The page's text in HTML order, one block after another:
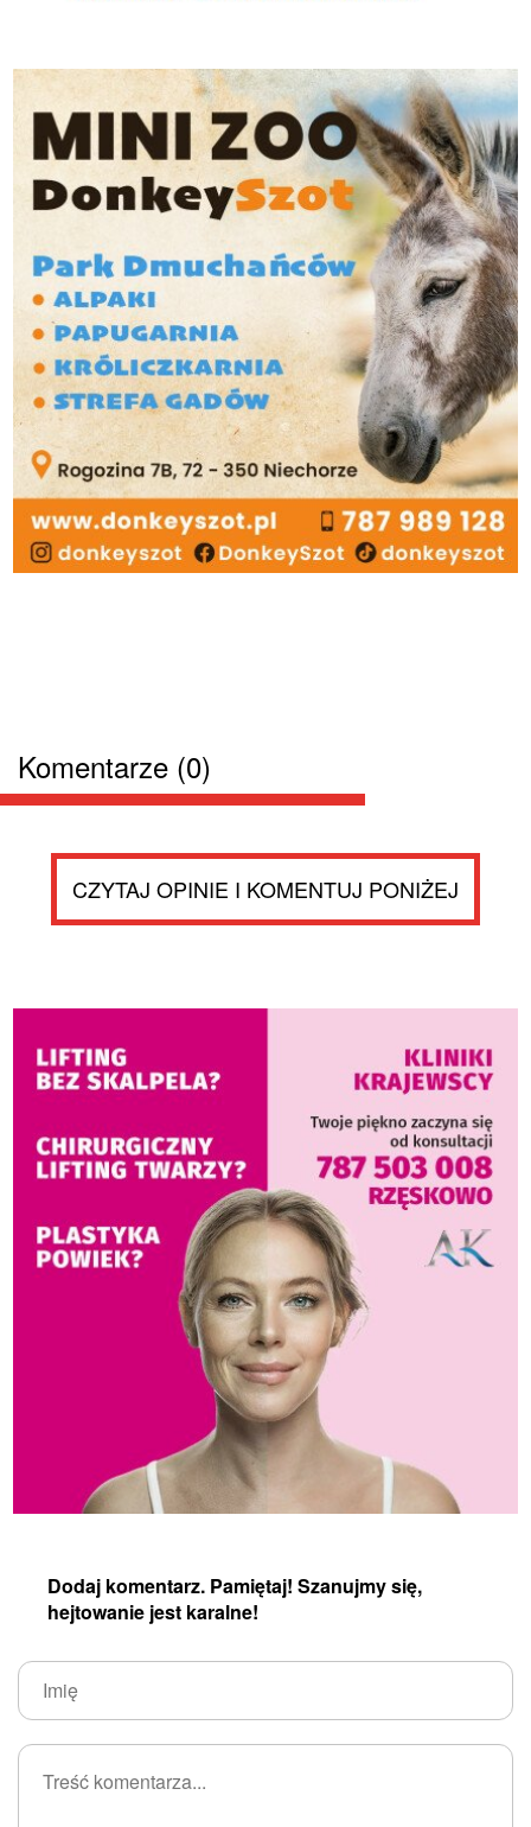
Komentarze (0)
CZYTAJ OPINIE I KOMENTUJ PONIŻEJ
Dodaj komentarz. Pamiętaj! Szanujmy się,
hejtowanie jest karalne!